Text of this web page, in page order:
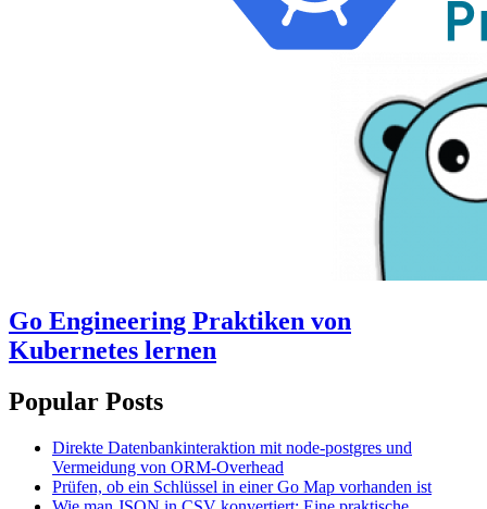
Go Engineering Praktiken von
Kubernetes lernen
Popular Posts
Direkte Datenbankinteraktion mit node-postgres und
Vermeidung von ORM-Overhead
Prüfen, ob ein Schlüssel in einer Go Map vorhanden ist